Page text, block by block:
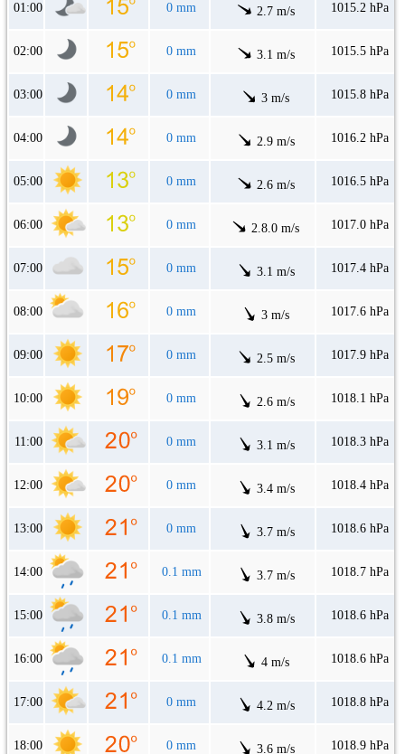
01:00 0 mm 2.7 m/s 1015.2 hPa
02:00 0 mm 3.1 m/s 1015.5 hPa
03:00 0 mm 3 m/s 1015.8 hPa
04:00 0 mm 2.9 m/s 1016.2 hPa
05:00 0 mm 2.6 m/s 1016.5 hPa
06:00 0 mm 2.8.0 m/s 1017.0 hPa
07:00 0 mm 3.1 m/s 1017.4 hPa
08:00 0 mm 3 m/s 1017.6 hPa
09:00 0 mm 2.5 m/s 1017.9 hPa
10:00 0 mm 2.6 m/s 1018.1 hPa
11:00 0 mm 3.1 m/s 1018.3 hPa
12:00 0 mm 3.4 m/s 1018.4 hPa
13:00 0 mm 3.7 m/s 1018.6 hPa
14:00 0.1 mm 3.7 m/s 1018.7 hPa
15:00 0.1 mm 3.8 m/s 1018.6 hPa
16:00 0.1 mm 4 m/s 1018.6 hPa
17:00 0 mm 4.2 m/s 1018.8 hPa
18:00 0 mm 3.6 m/s 1018.9 hPa